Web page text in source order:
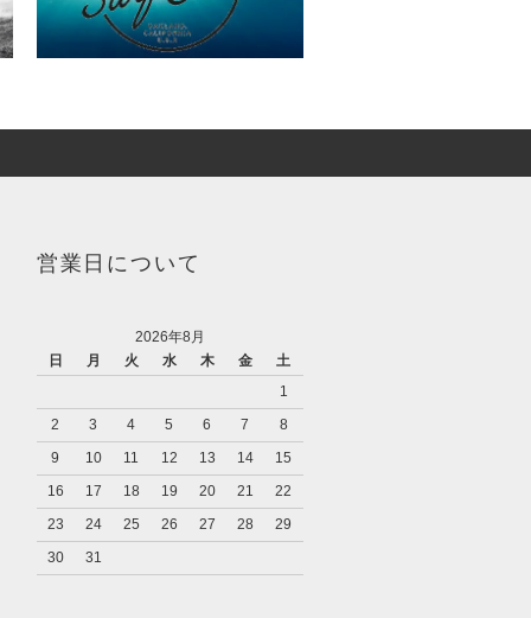
営業日について
2026年8月
日
月 火 水 木 金
土
1
2
3 4 5 6 7
8
9
10 11 12 13 14
15
16
17 18 19 20 21
22
23
24 25 26 27 28
29
30
31